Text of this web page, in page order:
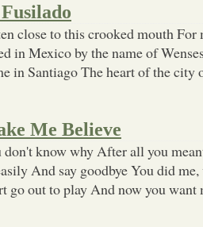
close to this crooked mouth
in Mexico by the name of
in Santiago The heart of the city
Me Believe
don't know why After all you
And say goodbye You did
go out to play And now you want